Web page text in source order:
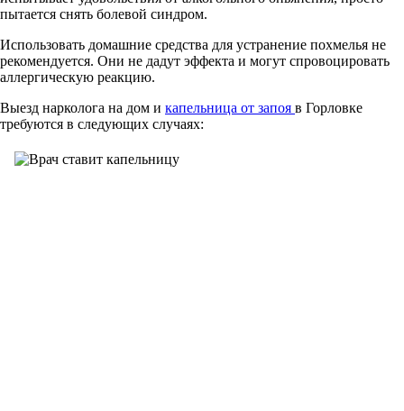
пытается снять болевой синдром.
Использовать домашние средства для устранение похмелья не
рекомендуется. Они не дадут эффекта и могут спровоцировать
аллергическую реакцию.
Выезд нарколога на дом и капельница от запоя в Горловке
требуются в следующих случаях: